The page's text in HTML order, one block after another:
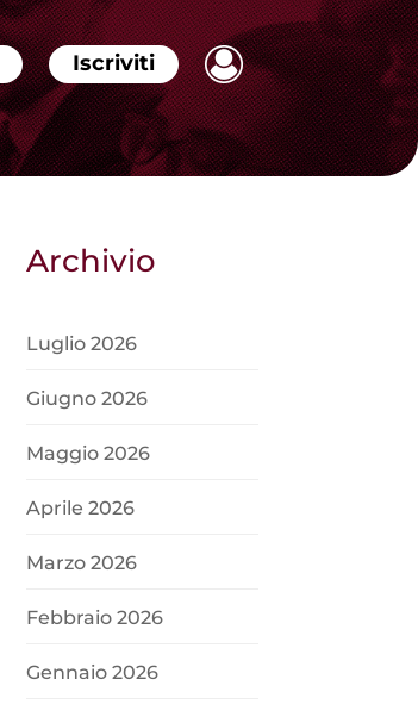
Iscriviti
Archivio
Luglio 2026
Giugno 2026
Maggio 2026
Aprile 2026
Marzo 2026
Febbraio 2026
Gennaio 2026